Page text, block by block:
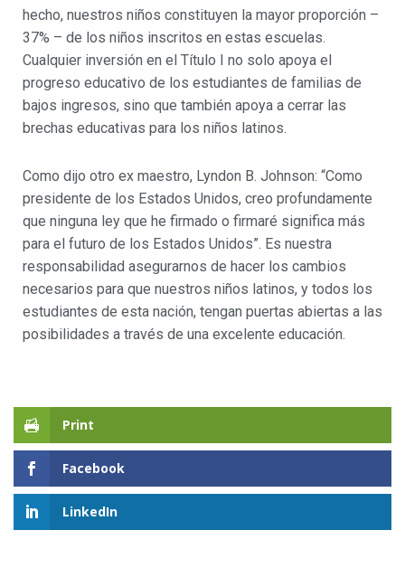
hecho, nuestros niños constituyen la mayor proporción –
37% – de los niños inscritos en estas escuelas.
Cualquier inversión en el Título I no solo apoya el
progreso educativo de los estudiantes de familias de
bajos ingresos, sino que también apoya a cerrar las
brechas educativas para los niños latinos.
Como dijo otro ex maestro, Lyndon B. Johnson: “Como
presidente de los Estados Unidos, creo profundamente
que ninguna ley que he firmado o firmaré significa más
para el futuro de los Estados Unidos”. Es nuestra
responsabilidad asegurarnos de hacer los cambios
necesarios para que nuestros niños latinos, y todos los
estudiantes de esta nación, tengan puertas abiertas a las
posibilidades a través de una excelente educación.
Print
Facebook
LinkedIn